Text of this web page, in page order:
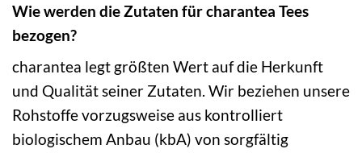
Wie werden die Zutaten für charantea Tees
bezogen?
charantea legt größten Wert auf die Herkunft
und Qualität seiner Zutaten. Wir beziehen unsere
Rohstoffe vorzugsweise aus kontrolliert
biologischem Anbau (kbA) von sorgfältig